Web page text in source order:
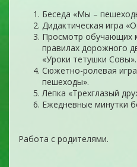
Беседа «Мы –
Дидактическая игра
Просмотр обучающих
правилах дорожного
«Уроки тетушки Совы».
Сюжетно-ролевая
пешеходы».
Лепка «Трехглазый
Ежедневные минутки
Работа с родителями.